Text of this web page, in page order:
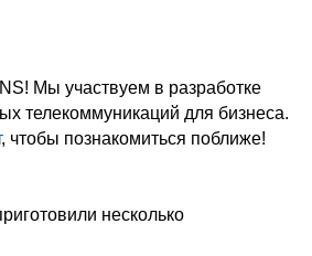
Мы участвуем в разработке
телекоммуникаций для бизнеса.
, чтобы познакомиться поближе!
несколько